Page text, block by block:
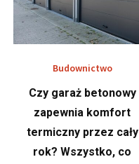
Budownictwo
Czy garaż betonowy
zapewnia komfort
termiczny przez cały
rok? Wszystko, co